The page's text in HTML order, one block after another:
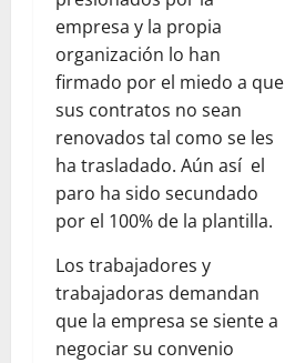
empresa y la propia
organización lo han
firmado por el miedo a que
sus contratos no sean
renovados tal como se les
ha trasladado. Aún así el
paro ha sido secundado
por el 100% de la plantilla.
Los trabajadores y
trabajadoras demandan
que la empresa se siente a
negociar su convenio